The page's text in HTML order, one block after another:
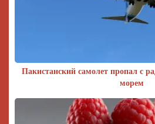
Пакистанский самолет пропал с
морем